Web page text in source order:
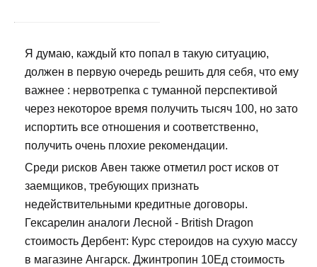
Я думаю, каждый кто попал в такую ситуацию,
должен в первую очередь решить для себя, что ему
важнее : нервотрепка с туманной перспективой
через некоторое время получить тысяч 100, но зато
испортить все отношения и соответственно,
получить очень плохие рекомендации.
Среди рисков Авен также отметил рост исков от
заемщиков, требующих признать
недействительными кредитные договоры.
Гексарелин аналоги Лесной - British Dragon
стоимость Дербент: Курс стероидов на сухую массу
в магазине Ангарск. Джинтропин 10Ед стоимость